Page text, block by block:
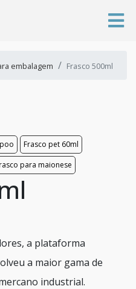
embalagem Frasco 500ml
Frasco pet 60ml
para maionese
a plataforma
a maior gama de
industrial.